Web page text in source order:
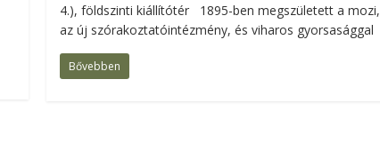
4.), földszinti kiállítótér 1895-ben megszületett a mozi,
az új szórakoztatóintézmény, és viharos gyorsasággal
Bővebben